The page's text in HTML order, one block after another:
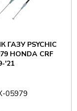
ГАЗУ PSYCHIC
HONDA CRF
'21
05979